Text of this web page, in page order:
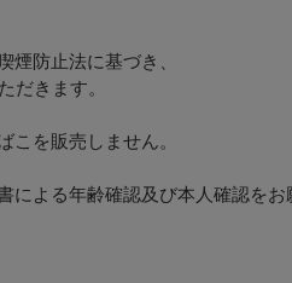
煙防止法に基づき、
だきます。
こを販売しません。
による年齢確認及び本人確認をお